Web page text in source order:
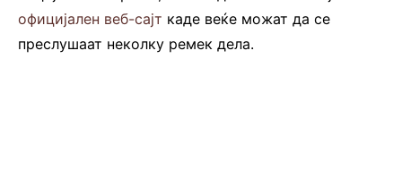
официјален веб-сајт каде веќе можат да се
преслушаат неколку ремек дела.